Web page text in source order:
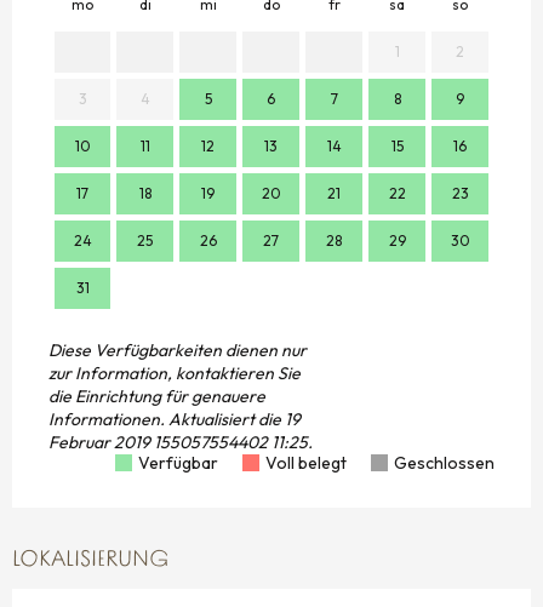
mo di mi do fr sa so
1 2
3 4 5 6 7 8 9
10 11 12 13 14 15 16
17 18 19 20 21 22 23
24 25 26 27 28 29 30
31
Diese Verfügbarkeiten dienen nur
zur Information, kontaktieren Sie
die Einrichtung für genauere
Informationen. Aktualisiert die 19
Februar 2019 155057554402 11:25.
Verfügbar
Voll belegt Geschlossen
LOKALISIERUNG